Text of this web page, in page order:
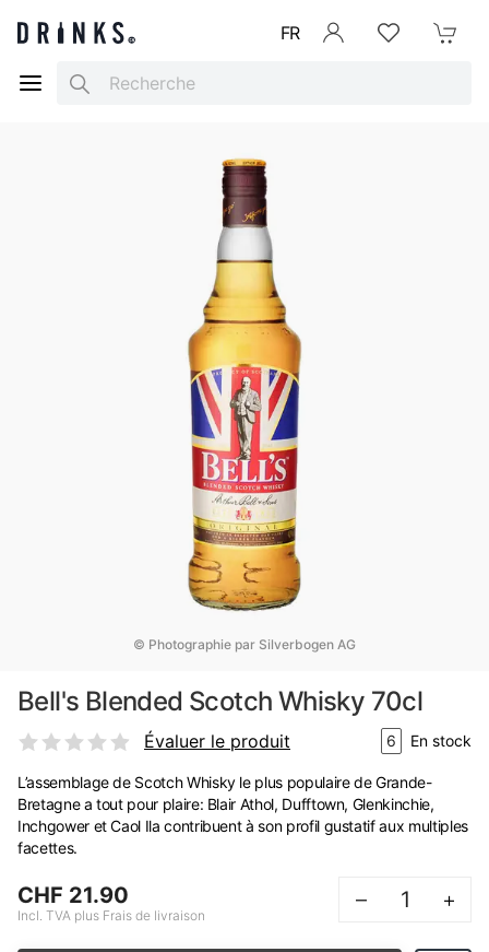
FR
Search
© Photographie par Silverbogen AG
Bell's Blended Scotch Whisky 70cl
Évaluer le produit 6 En stock
L’assemblage de Scotch Whisky le plus populaire de Grande-
Bretagne a tout pour plaire: Blair Athol, Dufftown, Glenkinchie,
Inchgower et Caol Ila contribuent à son profil gustatif aux multiples
facettes.
CHF 21.90
Incl. TVA plus Frais de livraison
– +